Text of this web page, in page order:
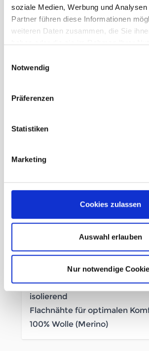
soziale Medien, Werbung und
Partner führen diese Informationen
weiteren Daten zusammen, die Sie
haben oder die sie im Rahmen Ihrer
Notwendig
Präferenzen
Statistiken
Marketing
Cookies zulassen
Auswahl erlauben
Nur notwendige
Geschlecht Herren
L
Beschreibung /Devold Jakta
Herren black
weich
isolierend
Flachnähte für optimalen
100% Wolle (Merino)